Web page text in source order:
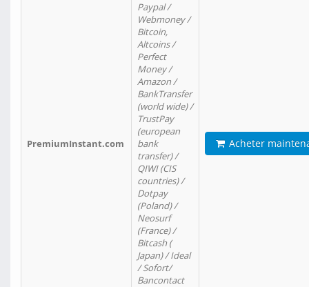
PremiumInstant.com
Paypal /
Webmoney /
Bitcoin,
Altcoins /
Perfect
Money /
Amazon /
BankTransfer
(world wide) /
TrustPay
(european
bank
transfer) /
QIWI (CIS
countries) /
Dotpay
(Poland) /
Neosurf
(France) /
Bitcash (
Japan) / Ideal
/ Sofort/
Bancontact
Acheter